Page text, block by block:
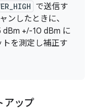
で送信す
ンしたときに、
dBm +/-10 dBm に
を測定し補正す
アップ